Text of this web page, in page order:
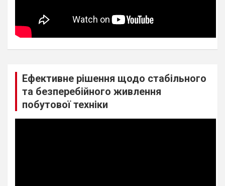
Ефективне рішення щодо стабільного
та безперебійного живлення
побутової техніки